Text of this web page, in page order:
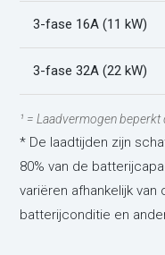
3-fase 16A (11 kW)
3-fase 32A (22 kW)
¹ = Laadvermogen beperkt
* De laadtijden zijn
80% van de
variëren afhankelijk
batterijconditie en